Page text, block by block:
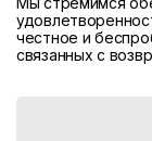
честное и
связанных с